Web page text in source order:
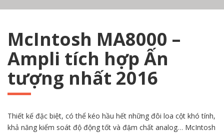
McIntosh MA8000 –
Ampli tích hợp Ấn
tượng nhất 2016
Thiết kế đặc biệt, có thể kéo hầu hết những đôi loa cột khó tính,
khả năng kiểm soát độ động tốt và đậm chất analog… McIntosh